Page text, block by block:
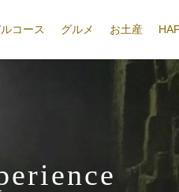
コース グルメ お土産